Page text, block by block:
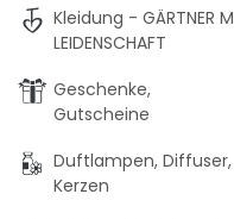
Kleidung - GÄRTNER
LEIDENSCHAFT
Geschenke,
Gutscheine
Duftlampen, Diffuser,
Kerzen